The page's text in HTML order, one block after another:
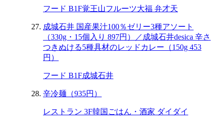
フード B1F覚王山フルーツ大福 弁才天
成城石井 国産果汁100％ゼリー3種アソート
（330g・15個入り 897円）／成城石井desica 辛さ
つきぬける5種具材のレッドカレー（150g 453
円）
フード B1F成城石井
辛冷麺（935円）
レストラン 3F韓国ごはん・酒家 ダイダイ